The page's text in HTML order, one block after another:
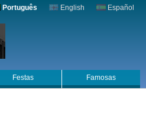
Português English Español
Festas Famosas